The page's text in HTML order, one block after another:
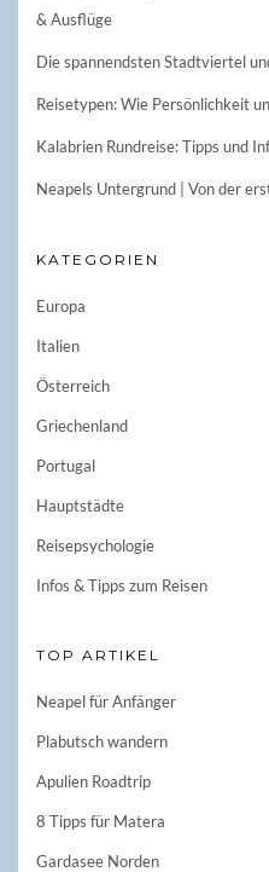
& Ausflüge
Die spannendsten Stadtviertel
Reisetypen: Wie Persönlichkeit
Kalabrien Rundreise: Tipps und
Neapels Untergrund | Von der
KATEGORIEN
Europa
Italien
Österreich
Griechenland
Portugal
Hauptstädte
Reisepsychologie
Infos & Tipps zum Reisen
TOP ARTIKEL
Neapel für Anfänger
Plabutsch wandern
Apulien Roadtrip
8 Tipps für Matera
Gardasee Norden